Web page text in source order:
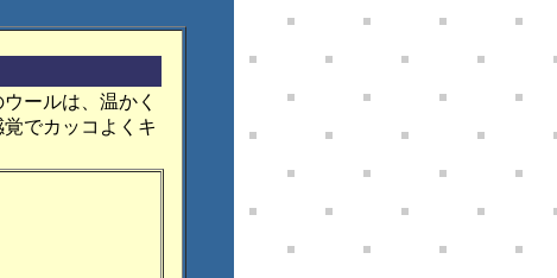
ールは、温かく
でカッコよくキ